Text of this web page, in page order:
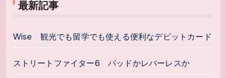
最新記事
Wise 観光でも留学でも使える便利なデビットカード
ストリートファイター6 パッドかレバーレスか